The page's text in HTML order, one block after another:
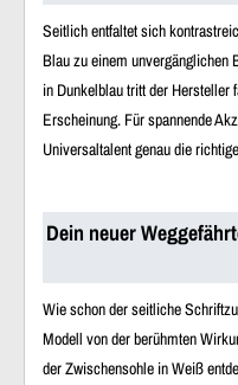
Seitlich entfaltet sich
Blau zu einem unvergänglichen
in Dunkelblau tritt der
Erscheinung. Für spannende
Universaltalent genau die
Dein neuer
Wie schon der seitliche
Modell von der berühmten
der Zwischensohle in Weiß